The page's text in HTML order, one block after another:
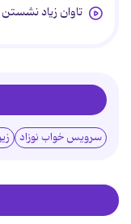
تاوان زیاد
سرویس خواب نوزاد